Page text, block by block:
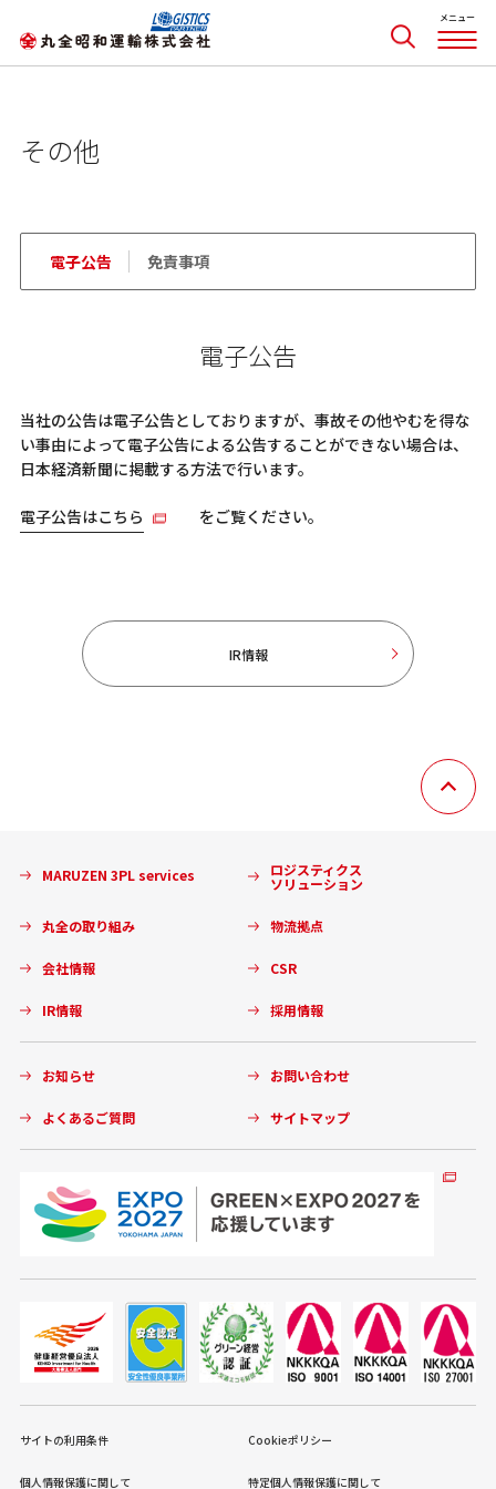
その他
電子公告 免責事項
電子公告
当社の公告は電子公告としておりますが、事故その他やむを得な
い事由によって電子公告による公告することができない場合は、
日本経済新聞に掲載する方法で行います。
電子公告はこちら をご覧ください。
IR情報
MARUZEN 3PL services ロジスティクス
ソリューション
丸全の取り組み 物流拠点
会社情報 CSR
IR情報 採用情報
お知らせ お問い合わせ
よくあるご質問 サイトマップ
サイトの利用条件 Cookieポリシー
個人情報保護に関して 特定個人情報保護に関して